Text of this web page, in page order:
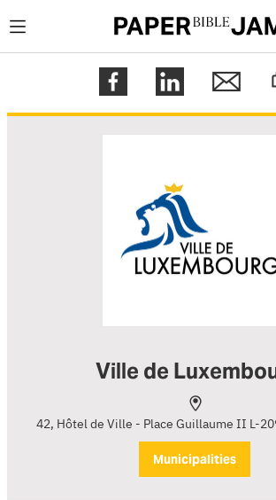
Ville de
42, Hôtel de Ville - Place Guillaume II L-
Municipalities